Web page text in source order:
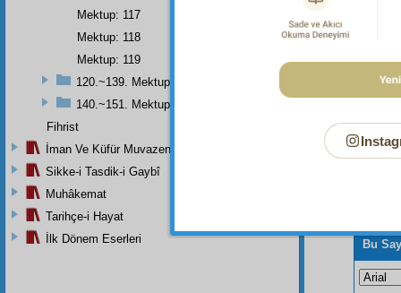
Bu
Mektup: 117
Mektup: 118
Mektup: 119
120.~139. Mektuplar
140.~151. Mektuplar
Fihrist
İman Ve Küfür Muvazeneleri
Sikke-i Tasdik-i Gaybî
Muhâkemat
Tarihçe-i Hayat
İlk Dönem Eserleri